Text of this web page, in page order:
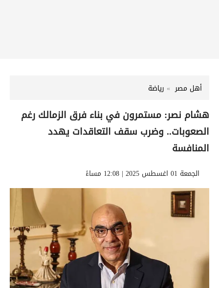
أهل مصر رياضة
هشام نصر: مستمرون في بناء فرق الزمالك رغم
الصعوبات.. وضرب سقف التعاقدات يهدد
المنافسة
الجمعة 01 اغسطس 2025 | 12:08 مساءً